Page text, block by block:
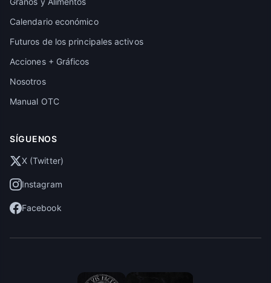
Calendario económico
Futuros de los principales activos
Acciones + Gráficos
Nosotros
Manual OTC
SÍGUENOS
X (Twitter)
Instagram
Facebook